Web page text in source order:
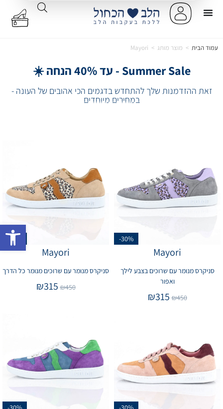
עמוד הבית > מוצר מותג >
Mayori
Summer Sale - עד 40% הנחה ☀️
זאת ההזדמנות שלך להתחדש בדגמים הכי אהובים של העונה -
במחירים מיוחדים
-30%
Mayori
סניקרס מנומר עם שרוכים בצבע לילך
ואפור
₪450
₪315
-30%
Mayori
סניקרס מנומר עם שרוכים מנומר כל הדרך
₪450
₪315